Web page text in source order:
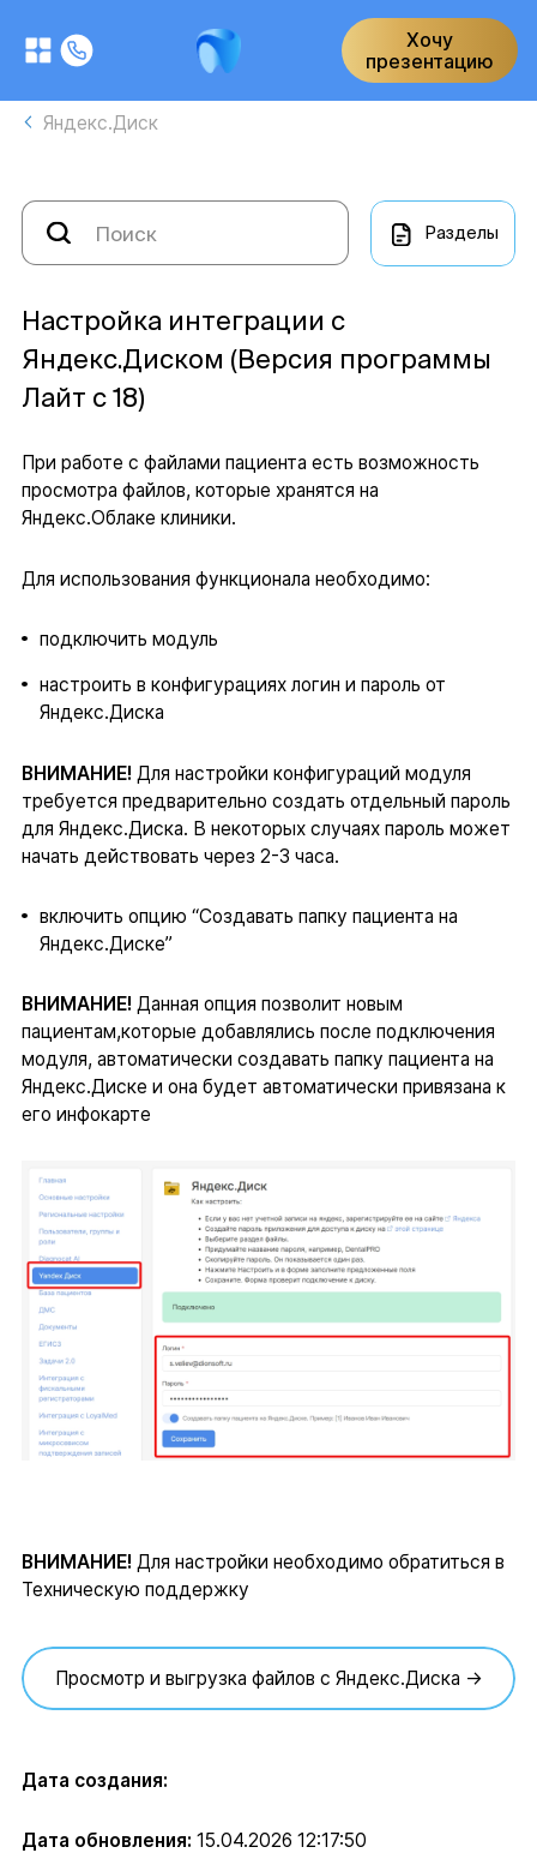
Хочу
презентацию
Яндекс.Диск
Разделы
Настройка интеграции с
Яндекс.Диском (Версия программы
Лайт с 18)
При работе с файлами пациента есть возможность
просмотра файлов, которые хранятся на
Яндекс.Облаке клиники.
Для использования функционала необходимо:
подключить модуль
настроить в конфигурациях логин и пароль от
Яндекс.Диска
ВНИМАНИЕ! Для настройки конфигураций модуля
требуется предварительно создать отдельный пароль
для Яндекс.Диска. В некоторых случаях пароль может
начать действовать через 2-3 часа.
включить опцию “Создавать папку пациента на
Яндекс.Диске”
ВНИМАНИЕ! Данная опция позволит новым
пациентам,которые добавлялись после подключения
модуля, автоматически создавать папку пациента на
Яндекс.Диске и она будет автоматически привязана к
его инфокарте
ВНИМАНИЕ! Для настройки необходимо обратиться в
Техническую поддержку
Просмотр и выгрузка файлов с Яндекс.Диска →
Дата создания:
Дата обновления: 15.04.2026 12:17:50